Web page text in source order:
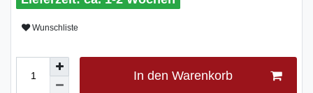
Wunschliste
In den Warenkorb